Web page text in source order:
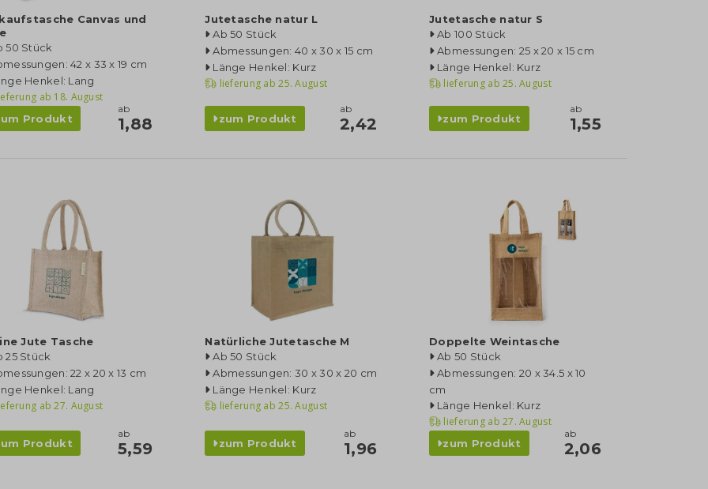
Canvas und
50 Stück
42 x 33 x 19 cm
Henkel: Lang
ab 18. August
Produkt
ab
1,88
Jutetasche natur L
Ab 50 Stück
Abmessungen: 40 x 30 x 15 cm
Länge Henkel: Kurz
lieferung ab 25. August
zum Produkt
ab
2,42
Jutetasche natur S
Ab 100 Stück
Abmessungen: 25 x 20 x 15 cm
Länge Henkel: Kurz
lieferung ab 25. August
zum Produkt
ab
1,55
Jute Tasche
25 Stück
22 x 20 x 13 cm
Henkel: Lang
ab 27. August
Produkt
ab
5,59
Natürliche Jutetasche M
Ab 50 Stück
Abmessungen: 30 x 30 x 20 cm
Länge Henkel: Kurz
lieferung ab 25. August
zum Produkt
ab
1,96
Doppelte Weintasche
Ab 50 Stück
Abmessungen: 20 x 34.5 x 10
cm
Länge Henkel: Kurz
lieferung ab 27. August
zum Produkt
ab
2,06